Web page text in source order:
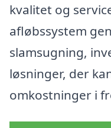
kvalitet og
afløbssystem
slamsugning,
løsninger, der
omkostninger i